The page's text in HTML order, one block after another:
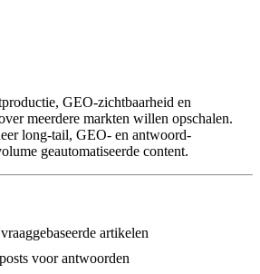
GEO-zichtbaarheid en
meerdere markten willen opschalen.
long-tail, GEO- en antwoord­
geautomatiseerde content.
artikelen
voor antwoorden